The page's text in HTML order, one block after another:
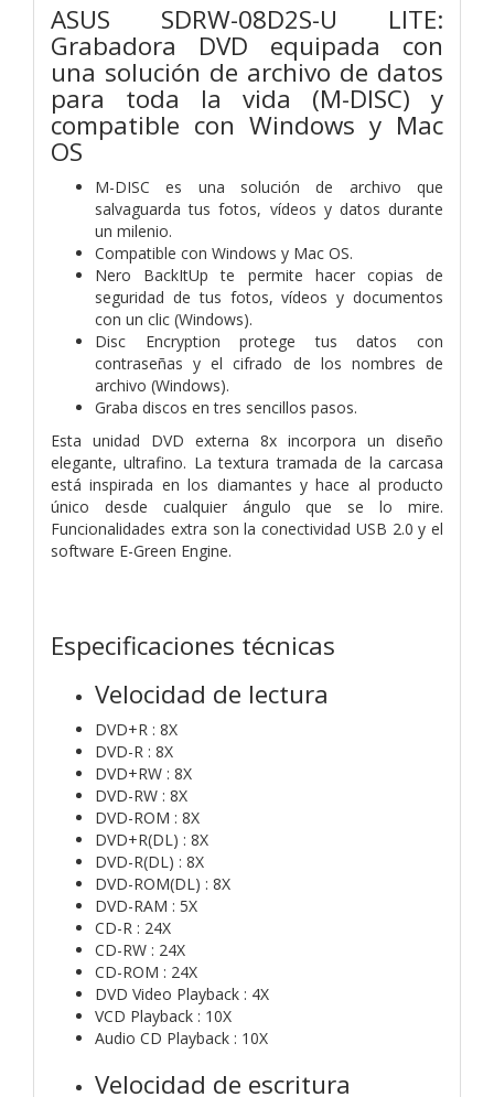
ASUS SDRW-08D2S-U LITE:
Grabadora DVD equipada con
una solución de archivo de datos
para toda la vida (M-DISC) y
compatible con Windows y Mac
OS
M-DISC es una solución de archivo que
salvaguarda tus fotos, vídeos y datos durante
un milenio.
Compatible con Windows y Mac OS.
Nero BackItUp te permite hacer copias de
seguridad de tus fotos, vídeos y documentos
con un clic (Windows).
Disc Encryption protege tus datos con
contraseñas y el cifrado de los nombres de
archivo (Windows).
Graba discos en tres sencillos pasos.
Esta unidad DVD externa 8x incorpora un diseño
elegante, ultrafino. La textura tramada de la carcasa
está inspirada en los diamantes y hace al producto
único desde cualquier ángulo que se lo mire.
Funcionalidades extra son la conectividad USB 2.0 y el
software E-Green Engine.
Especificaciones técnicas
Velocidad de lectura
DVD+R : 8X
DVD-R : 8X
DVD+RW : 8X
DVD-RW : 8X
DVD-ROM : 8X
DVD+R(DL) : 8X
DVD-R(DL) : 8X
DVD-ROM(DL) : 8X
DVD-RAM : 5X
CD-R : 24X
CD-RW : 24X
CD-ROM : 24X
DVD Video Playback : 4X
VCD Playback : 10X
Audio CD Playback : 10X
Velocidad de escritura